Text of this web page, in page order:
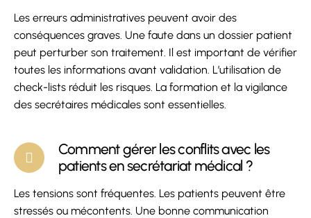
Les erreurs administratives peuvent avoir des
conséquences graves. Une faute dans un dossier patient
peut perturber son traitement. Il est important de vérifier
toutes les informations avant validation. L’utilisation de
check-lists réduit les risques. La formation et la vigilance
des secrétaires médicales sont essentielles.
Comment gérer les conflits avec les
patients en secrétariat médical ?
Les tensions sont fréquentes. Les patients peuvent être
stressés ou mécontents. Une bonne communication